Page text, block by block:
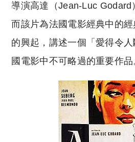
導演高達（Jean-Luc Godard
而該片為法國電影經典中的
的興起，講述一個「愛得令
國電影中不可略過的重要作品